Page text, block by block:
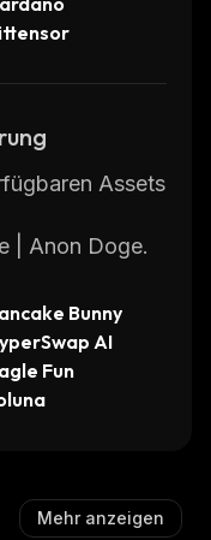
Assets
| Anon Doge.
Bunny
AI
Fun
Mehr anzeigen